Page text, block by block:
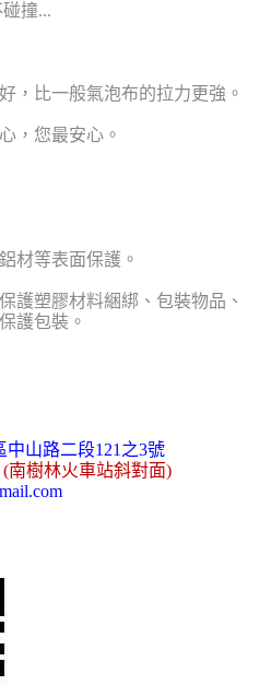
撞...
，比一般氣泡布的拉力更強。
，您最安心。
材等表面保護。
護塑膠材料綑綁、包裝物品、
護包裝。
中山路二段121 之3號
南樹林火車站斜對面)